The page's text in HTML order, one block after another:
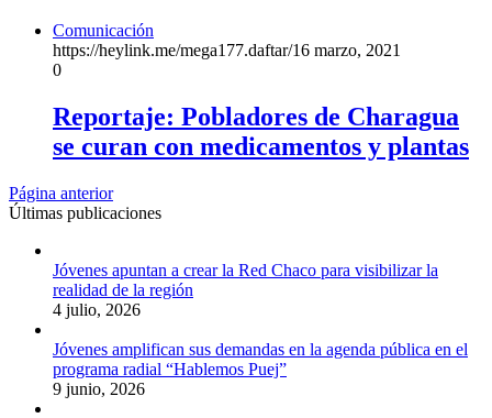
Comunicación
https://heylink.me/mega177.daftar/16 marzo, 2021
0
Reportaje: Pobladores de Charagua
se curan con medicamentos y plantas
Página anterior
Últimas publicaciones
Jóvenes apuntan a crear la Red Chaco para visibilizar la
realidad de la región
4 julio, 2026
Jóvenes amplifican sus demandas en la agenda pública en el
programa radial “Hablemos Puej”
9 junio, 2026